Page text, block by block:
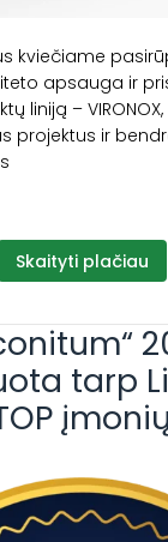
kviečiame
apsauga ir
liniją –
projektus ir
Skaityti plačiau
tarp
įmonių